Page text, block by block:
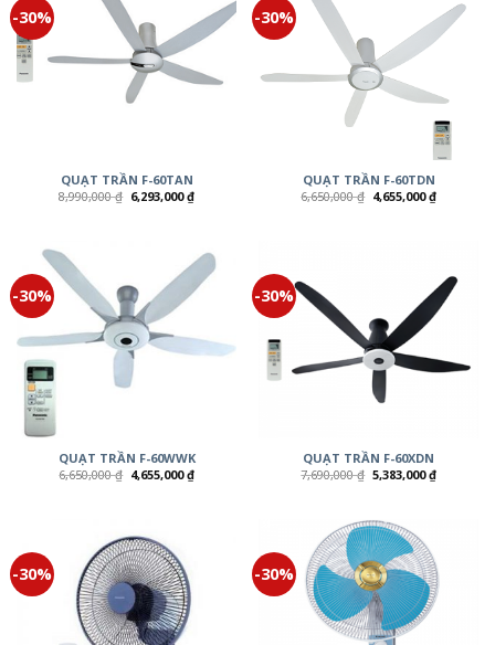
-30%
QUẠT TRẦN F-60TAN
8,990,000₫ 6,293,000₫
-30%
QUẠT TRẦN F-60TDN
6,650,000₫ 4,655,000₫
-30%
QUẠT TRẦN F-60WWK
6,650,000₫ 4,655,000₫
-30%
QUẠT TRẦN F-60XDN
7,690,000₫ 5,383,000₫
-30% -30%